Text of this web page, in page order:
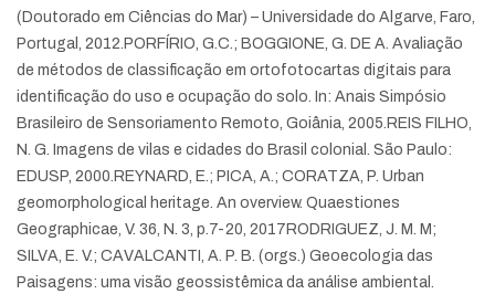
(Doutorado em Ciências do Mar) – Universidade do Algarve, Faro,
Portugal, 2012. PORFÍRIO, G.C.; BOGGIONE, G. DE A. Avaliação
de métodos de classificação em ortofotocartas digitais para
identificação do uso e ocupação do solo. In: Anais Simpósio
Brasileiro de Sensoriamento Remoto, Goiânia, 2005. REIS FILHO,
N. G. Imagens de vilas e cidades do Brasil colonial. São Paulo:
EDUSP, 2000. REYNARD, E.; PICA, A.; CORATZA, P. Urban
geomorphological heritage. An overview. Quaestiones
Geographicae, V. 36, N. 3, p.7-20, 2017RODRIGUEZ, J. M. M;
SILVA, E. V.; CAVALCANTI, A. P. B. (orgs.) Geoecologia das
Paisagens: uma visão geossistêmica da análise ambiental.